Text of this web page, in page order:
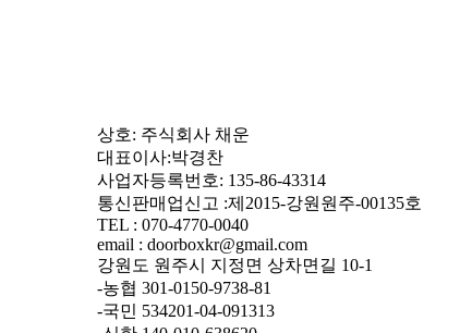
상호: 주식회사 채운
대표이사:박경찬
사업자등록번호: 135-86-43314
통신판매업신고 :제2015-강원원주-00135호
TEL : 070-4770-0040
email : doorboxkr@gmail.com
강원도 원주시 지정면 상차면길 10-1
-농협 301-0150-9738-81
-국민 534201-04-091313